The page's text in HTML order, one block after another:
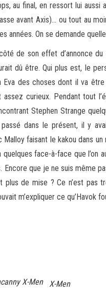
au final, en ressort lui aussi
avant Axis)… ou tout au
années. On se demande
de son effet d’annonce
dû être. Qui plus est, le
des choses dont il va
curieux. Pendant tout
Stephen Strange
dans le présent, il y
faisant le kakou dans un
face-à-face que l’on
que je ne suis même
de mise ? Ce n’est
m’expliquer ce qu’Havok
X-Men X-Men